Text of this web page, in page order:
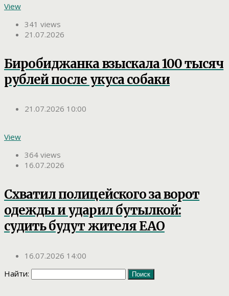
View
341 views
21.07.2026
Биробиджанка взыскала 100 тысяч
рублей после укуса собаки
21.07.2026 10:00
View
364 views
16.07.2026
Схватил полицейского за ворот
одежды и ударил бутылкой:
судить будут жителя ЕАО
16.07.2026 14:00
Найти: